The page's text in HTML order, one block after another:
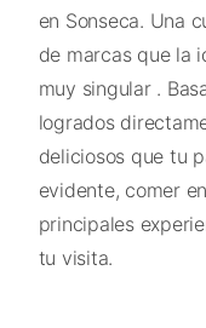
en Sonseca. Una
de marcas que la
muy singular .
logrados
deliciosos que tu
evidente, comer
principales
tu visita.